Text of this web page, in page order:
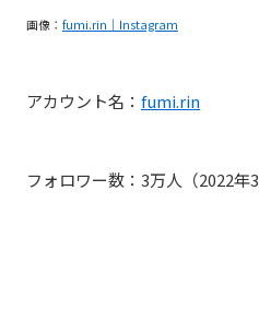
画像： fumi.rin｜Instagram
アカウント名： fumi.rin
フォロワー数： 3万人（2022年3